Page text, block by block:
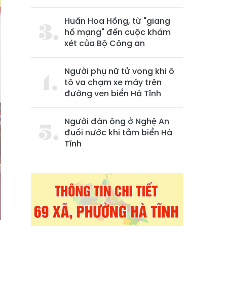
Huấn Hoa Hồng, từ "giang
hồ mạng" đến cuộc khám
xét của Bộ Công an
Người phụ nữ tử vong khi ô
tô va chạm xe máy trên
đường ven biển Hà Tĩnh
Người đàn ông ở Nghệ An
đuối nước khi tắm biển Hà
Tĩnh